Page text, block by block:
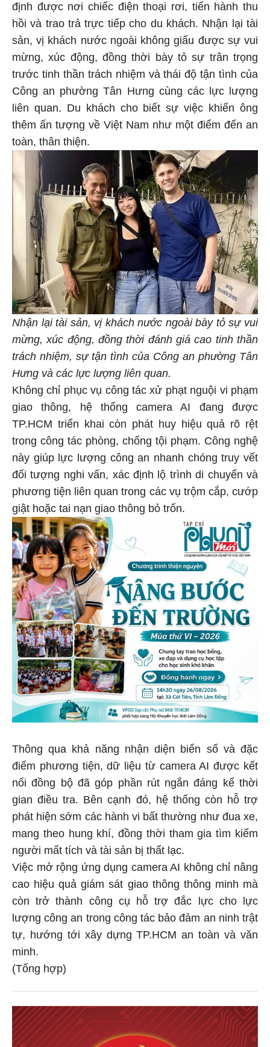
định được nơi chiếc điện thoại rơi, tiến hành thu
hồi và trao trả trực tiếp cho du khách. Nhận lại tài
sản, vị khách nước ngoài không giấu được sự vui
mừng, xúc động, đồng thời bày tỏ sự trân trọng
trước tinh thần trách nhiệm và thái độ tận tình của
Công an phường Tân Hưng cùng các lực lượng
liên quan. Du khách cho biết sự việc khiến ông
thêm ấn tượng về Việt Nam như một điểm đến an
toàn, thân thiện.
Nhận lại tài sản, vị khách nước ngoài bày tỏ sự vui
mừng, xúc động, đồng thời đánh giá cao tinh thần
trách nhiệm, sự tận tình của Công an phường Tân
Hưng và các lực lượng liên quan.
Không chỉ phục vụ công tác xử phạt nguội vi phạm
giao thông, hệ thống camera AI đang được
TP.HCM triển khai còn phát huy hiệu quả rõ rệt
trong công tác phòng, chống tội phạm. Công nghệ
này giúp lực lượng công an nhanh chóng truy vết
đối tượng nghi vấn, xác định lộ trình di chuyển và
phương tiện liên quan trong các vụ trộm cắp, cướp
giật hoặc tai nạn giao thông bỏ trốn.
Thông qua khả năng nhận diện biển số và đặc
điểm phương tiện, dữ liệu từ camera AI được kết
nối đồng bộ đã góp phần rút ngắn đáng kể thời
gian điều tra. Bên cạnh đó, hệ thống còn hỗ trợ
phát hiện sớm các hành vi bất thường như đua xe,
mang theo hung khí, đồng thời tham gia tìm kiếm
người mất tích và tài sản bị thất lạc.
Việc mở rộng ứng dụng camera AI không chỉ nâng
cao hiệu quả giám sát giao thông thông minh mà
còn trở thành công cụ hỗ trợ đắc lực cho lực
lượng công an trong công tác bảo đảm an ninh trật
tự, hướng tới xây dựng TP.HCM an toàn và văn
minh.
(Tổng hợp)